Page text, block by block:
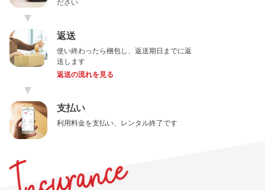
ださい
▼
返送
使い終わったら梱包し、返送期日までに返
送します
返送の流れを見る
▼
支払い
利用料金を支払い、レンタル終了です